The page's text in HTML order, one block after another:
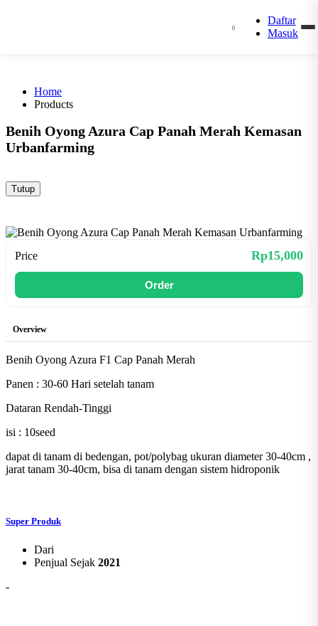
0
Daftar
Masuk
Home
Products
Benih Oyong Azura Cap Panah Merah Kemasan
Urbanfarming
Tutup
Price Rp15,000
Order
Overview
Benih Oyong Azura F1 Cap Panah Merah
Panen : 30-60 Hari setelah tanam
Dataran Rendah-Tinggi
isi : 10seed
dapat di tanam di bedengan, pot/polybag ukuran diameter 30-40cm ,
jarat tanam 30-40cm, bisa di tanam dengan sistem hidroponik
Super Produk
Dari
Penjual Sejak 2021
-